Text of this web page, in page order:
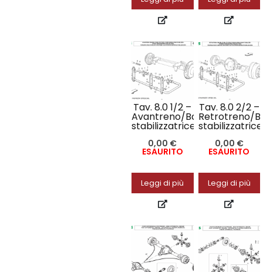
Tav. 8.0 1/2 –
Avantreno/Barra
stabilizzatrice
0,00 €
ESAURITO
Leggi di più
Tav. 8.0 2/2 –
Retrotreno/
stabilizzatrice
0,00 €
ESAURITO
Leggi di più